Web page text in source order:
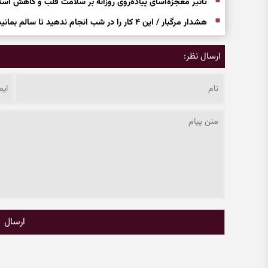
هشدار مرگبار / این ۴ کار را در شب انجام ندهید تا سالم بمانید
ارسال نظر:
ارسال